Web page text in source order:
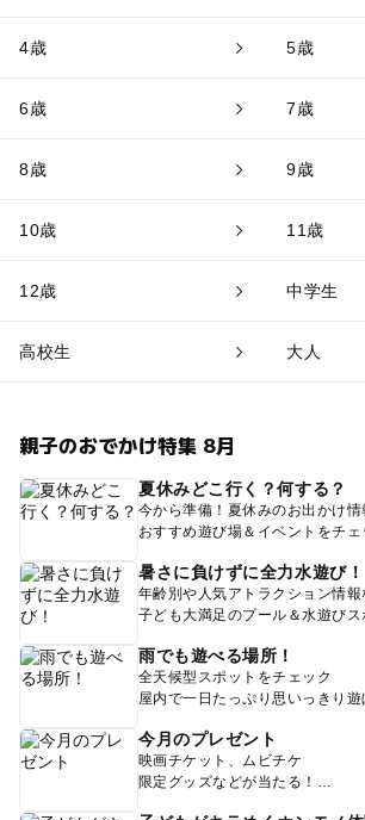
4歳 5歳
6歳 7歳
8歳 9歳
10歳 11歳
12歳 中学生
高校生 大人
親子のおでかけ特集 8月
夏休みどこ行く？何する？
今から準備！夏休みのお出かけ情
おすすめ遊び場＆イベントをチェ
暑さに負けずに全力水遊び！
年齢別や人気アトラクション情報
子ども大満足のプール＆水遊びス
雨でも遊べる場所！
全天候型スポットをチェック
屋内で一日たっぷり思いっきり遊
今月のプレゼント
映画チケット、ムビチケ
限定グッズなどが当たる！